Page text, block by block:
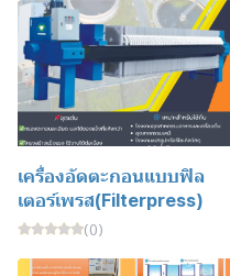
เครื่องอัดตะกอนแบบฟิล
เตอร์เพรส(Filterpress)
(0)